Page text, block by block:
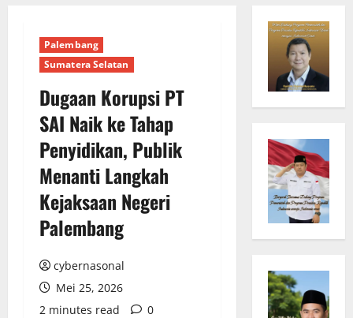
Palembang
Sumatera Selatan
Dugaan Korupsi PT
SAI Naik ke Tahap
Penyidikan, Publik
Menanti Langkah
Kejaksaan Negeri
Palembang
cybernasonal
Mei 25, 2026
2 minutes read
0